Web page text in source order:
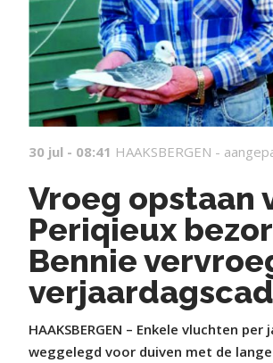
30 jul - 08:41 HAAKSBERGEN -
Vroeg opstaan
Periqieux
Bennie
HAAKSBERGEN – Enkele vluchten per
weggelegd voor duiven met de